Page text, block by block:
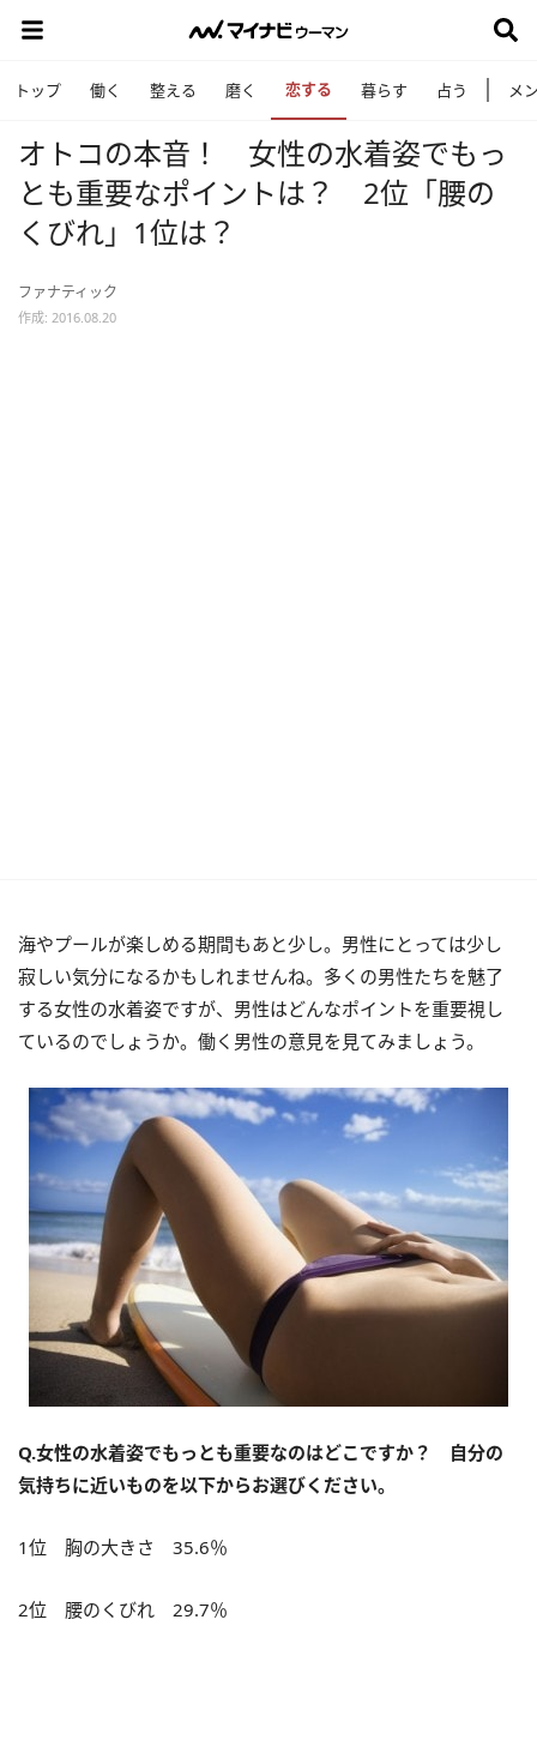
トップ 働く 整える 磨く 恋する 暮らす 占う メ
オトコの本音！ 女性の水着姿でもっ
とも重要なポイントは？ 2位「腰の
くびれ」1位は？
ファナティック
作成: 2016.08.20
海やプールが楽しめる期間もあと少し。男性にとっては少し
寂しい気分になるかもしれませんね。多くの男性たちを魅了
する女性の水着姿ですが、男性はどんなポイントを重要視し
ているのでしょうか。働く男性の意見を見てみましょう。
Q.女性の水着姿でもっとも重要なのはどこですか？ 自分の
気持ちに近いものを以下からお選びください。
1位 胸の大きさ 35.6％
2位 腰のくびれ 29.7％